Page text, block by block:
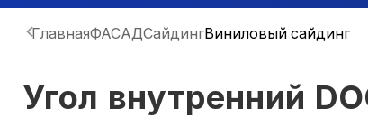
ГлавнаяФАСАДСайдингВиниловый сайдинг
Угол внутренний